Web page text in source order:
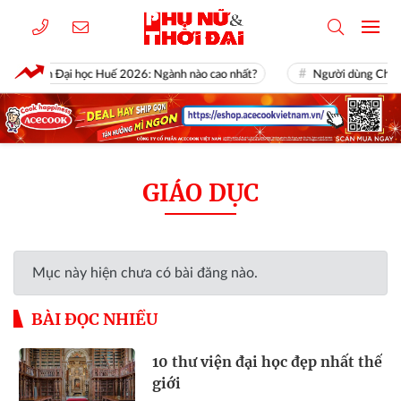
chuẩn Đại học Huế 2026: Ngành nào cao nhất? Người dùng
GIÁO DỤC
Mục này hiện chưa có bài đăng nào.
BÀI ĐỌC NHIỀU
10 thư viện đại học đẹp nhất thế
giới